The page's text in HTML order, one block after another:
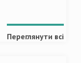
Переглянути всі